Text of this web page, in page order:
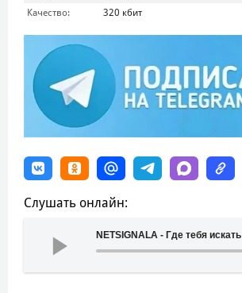
Качество:
320 кбит
Слушать онлайн:
NETSIGNALA - Где тебя искать